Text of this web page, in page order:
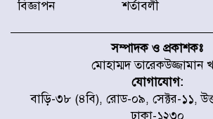
সৌদি-তুরস্ক-পাকিস্তান
সাড়ে ৭ ঘণ্টা পর
রুটে ট্রেন চলাচল
বিজ্ঞাপন শর্তাবলী
সম্পাদক ও প্রকাশকঃ
মোহাম্মদ তারেকউজ্জামান
যোগাযোগ:
বাড়ি-৩৮ (৪বি), রোড-০৯, সেক্টর-১১,
ঢাকা-১২৩০